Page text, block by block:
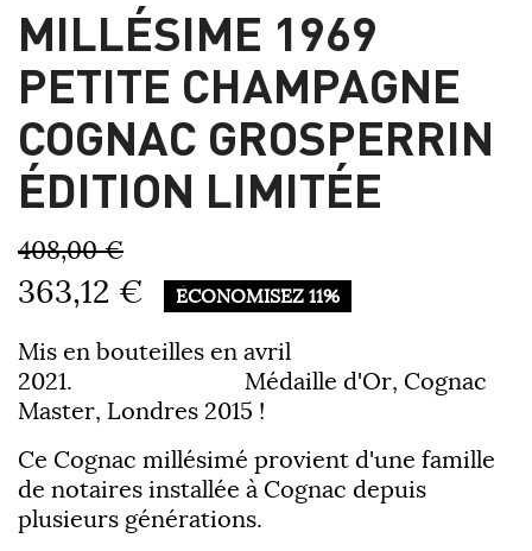
MILLÉSIME 1969
PETITE CHAMPAGNE
COGNAC GROSPERRIN
ÉDITION LIMITÉE
408,00 €
363,12 € ÉCONOMISEZ 11%
Mis en bouteilles en avril
2021. Médaille d'Or, Cognac
Master, Londres 2015 !
Ce Cognac millésimé provient d'une famille
de notaires installée à Cognac depuis
plusieurs générations.